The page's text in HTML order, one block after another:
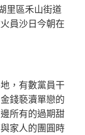
區禾山街道
員沙日今朝在
，有數黨員干
錢褻瀆單戀的
所有的過期甜
家人的團圓時